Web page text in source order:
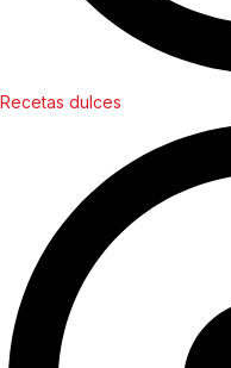
Recetas dulces